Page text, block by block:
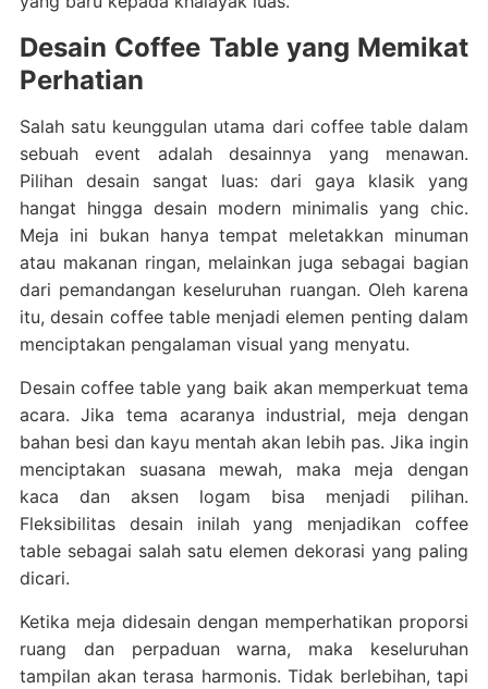
Desain Coffee Table yang Memikat
Perhatian
Salah satu keunggulan utama dari coffee table dalam
sebuah event adalah desainnya yang menawan.
Pilihan desain sangat luas: dari gaya klasik yang
hangat hingga desain modern minimalis yang chic.
Meja ini bukan hanya tempat meletakkan minuman
atau makanan ringan, melainkan juga sebagai bagian
dari pemandangan keseluruhan ruangan. Oleh karena
itu, desain coffee table menjadi elemen penting dalam
menciptakan pengalaman visual yang menyatu.
Desain coffee table yang baik akan memperkuat tema
acara. Jika tema acaranya industrial, meja dengan
bahan besi dan kayu mentah akan lebih pas. Jika ingin
menciptakan suasana mewah, maka meja dengan
kaca dan aksen logam bisa menjadi pilihan.
Fleksibilitas desain inilah yang menjadikan coffee
table sebagai salah satu elemen dekorasi yang paling
dicari.
Ketika meja didesain dengan memperhatikan proporsi
ruang dan perpaduan warna, maka keseluruhan
tampilan akan terasa harmonis. Tidak berlebihan, tapi